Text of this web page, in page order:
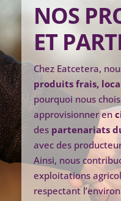
NOS
ET
Chez Eatcetera,
produits frais,
pourquoi nous
approvisionner en
des partenariats
avec des
Ainsi, nous
exploitations
respectant